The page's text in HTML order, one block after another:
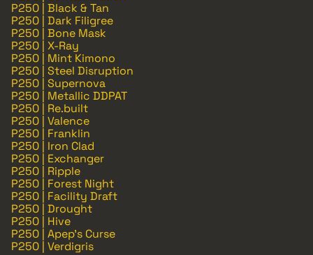
P250 | Black & Tan
P250 | Dark Filigree
P250 | Bone Mask
P250 | X-Ray
P250 | Mint Kimono
P250 | Steel Disruption
P250 | Supernova
P250 | Metallic DDPAT
P250 | Re.built
P250 | Valence
P250 | Franklin
P250 | Iron Clad
P250 | Exchanger
P250 | Ripple
P250 | Forest Night
P250 | Facility Draft
P250 | Drought
P250 | Hive
P250 | Apep's Curse
P250 | Verdigris